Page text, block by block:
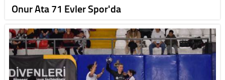
Onur Ata 71 Evler Spor'da